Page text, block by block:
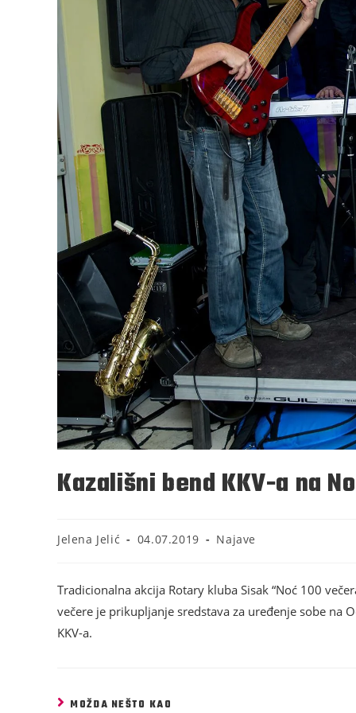
Kazališni bend KKV-a na
Jelena Jelić 04.07.2019 Najave
Tradicionalna akcija Rotary kluba Sisak “Noć 100
večere je prikupljanje sredstava za uređenje sobe na
KKV-a.
MOŽDA NEŠTO KAO